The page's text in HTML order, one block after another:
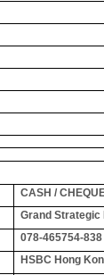
CASH /
Grand Strategic
078-465754-838
HSBC Hong